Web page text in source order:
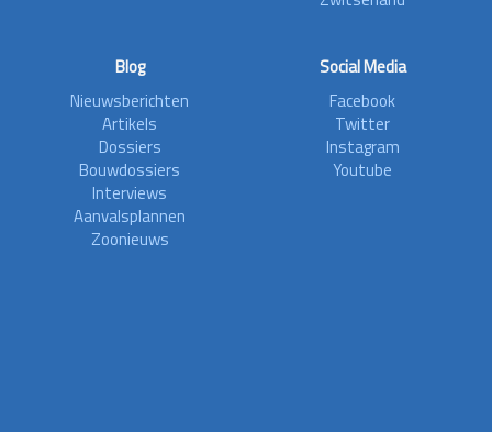
Blog
Nieuwsberichten
Artikels
Dossiers
Bouwdossiers
Interviews
Aanvalsplannen
Zoonieuws
Social Media
Facebook
Twitter
Instagram
Youtube